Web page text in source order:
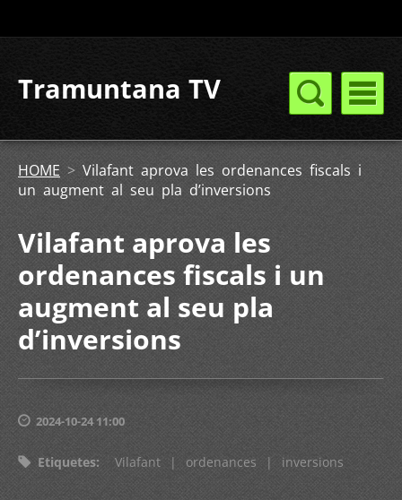
Tramuntana TV
HOME > Vilafant aprova les ordenances fiscals i
un augment al seu pla d’inversions
Vilafant aprova les
ordenances fiscals i un
augment al seu pla
d’inversions
2024-10-24 11:00
Etiquetes: Vilafant | ordenances | inversions